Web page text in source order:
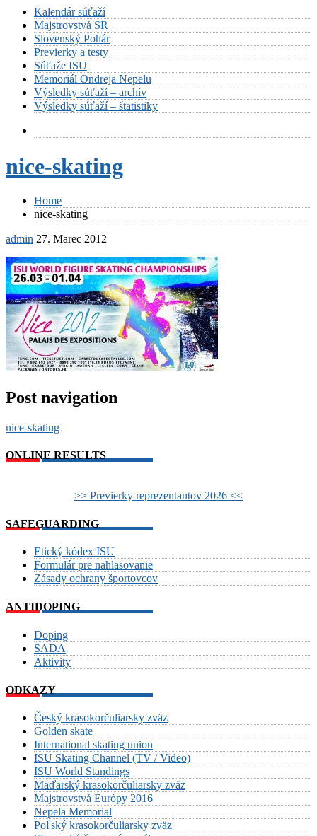
Kalendár súťaží
Majstrovstvá SR
Slovenský Pohár
Previerky a testy
Súťaže ISU
Memoriál Ondreja Nepelu
Výsledky súťaží – archív
Výsledky súťaží – štatistiky
nice-skating
Home
nice-skating
admin 27. Marec 2012
Post navigation
nice-skating
ONLINE RESULTS
>> Previerky reprezentantov 2026 <<
SAFEGUARDING
Etický kódex ISU
Formulár pre nahlasovanie
Zásady ochrany športovcov
ANTIDOPING
Doping
SADA
Aktivity
ODKAZY
Český krasokorčuliarsky zväz
Golden skate
International skating union
ISU Skating Channel (TV / Video)
ISU World Standings
Maďarský krasokorčuliarsky zväz
Majstrovstvá Európy 2016
Nepela Memorial
Poľský krasokorčuliarsky zväz